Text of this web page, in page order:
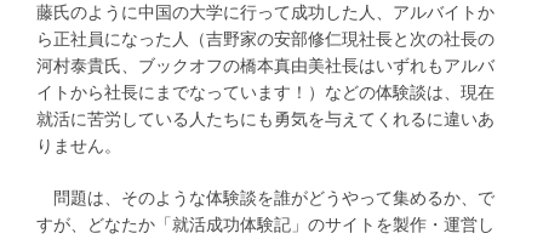
藤氏のように中国の大学に行って成功した人、アルバイトか
ら正社員になった人（吉野家の安部修仁現社長と次の社長の
河村泰貴氏、ブックオフの橋本真由美社長はいずれもアルバ
イトから社長にまでなっています！）などの体験談は、現在
就活に苦労している人たちにも勇気を与えてくれるに違いあ
りません。
問題は、そのような体験談を誰がどうやって集めるか、で
すが、どなたか「就活成功体験記」のサイトを製作・運営し